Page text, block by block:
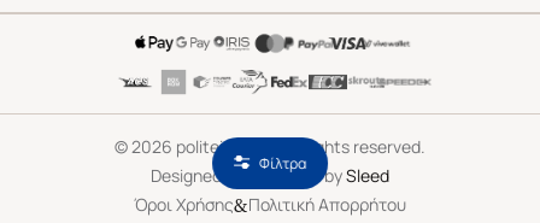
Φίλτρα
©2026 politeianet.gr All rights reserved.
Designed & Developed bySleed
Όροι Χρήσης&Πολιτική Απορρήτου